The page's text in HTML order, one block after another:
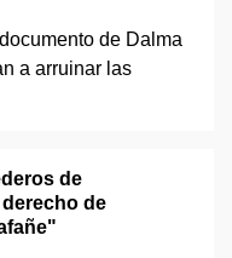
de
de